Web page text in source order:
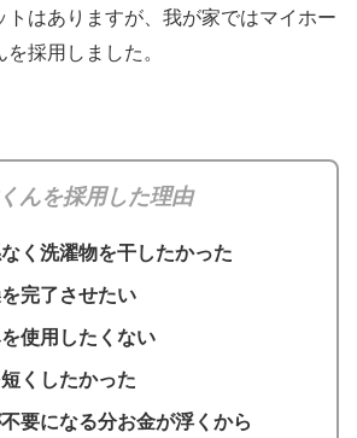
トはありますが、我が家ではマイホー
採用しました。
んを採用した理由
く洗濯物を干したかった
完了させたい
使用したくない
くしたかった
要になる分お金が浮くから